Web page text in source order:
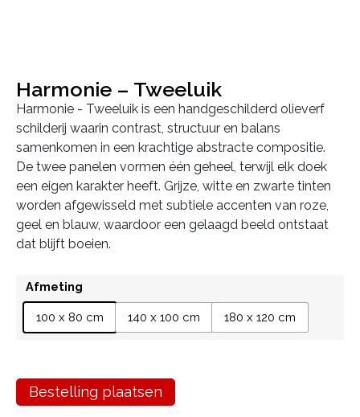
Harmonie – Tweeluik
Harmonie - Tweeluik is een handgeschilderd olieverf
schilderij waarin contrast, structuur en balans
samenkomen in een krachtige abstracte compositie.
De twee panelen vormen één geheel, terwijl elk doek
een eigen karakter heeft. Grijze, witte en zwarte tinten
worden afgewisseld met subtiele accenten van roze,
geel en blauw, waardoor een gelaagd beeld ontstaat
dat blijft boeien.
Afmeting
100 x 80 cm 140 x 100 cm 180 x 120 cm
Bestelling plaatsen